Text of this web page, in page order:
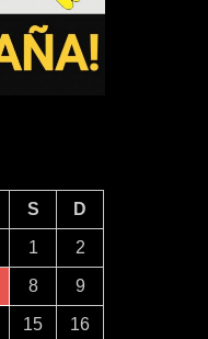
S D
1 2
8 9
15 16